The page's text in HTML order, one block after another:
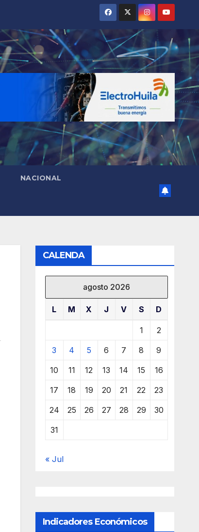
NACIONAL
CALENDA
agosto 2026
L M X J V S D
1 2
3 4 5 6 7 8 9
10 11 12 13 14 15 16
17 18 19 20 21 22 23
24 25 26 27 28 29 30
31
« Jul
Indicadores Económicos